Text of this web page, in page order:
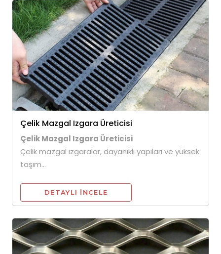
Çelik Mazgal Izgara Üreticisi
Çelik Mazgal Izgara Üreticisi
Çelik mazgal ızgaralar, dayanıklı yapıları ve yüksek
taşım...
DETAYLI INCELE